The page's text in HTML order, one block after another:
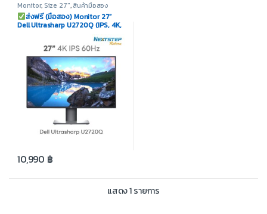
Monitor, Size 27",สินค้ามือสอง
ส่งฟรี (มือสอง) Monitor 27”
Dell Ultrasharp U2720Q (IPS, 4K,
10,990 ฿
แสดง 1 รายการ